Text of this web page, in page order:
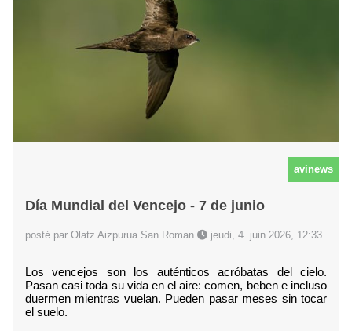
avinews
Día Mundial del Vencejo - 7 de junio
posté par Olatz Aizpurua San Roman jeudi, 4. juin 2026, 12:33
Los vencejos son los auténticos acróbatas del cielo.
Pasan casi toda su vida en el aire: comen, beben e incluso
duermen mientras vuelan. Pueden pasar meses sin tocar
el suelo.